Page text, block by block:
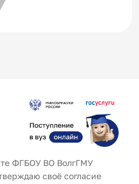
ФГБОУ ВО ВолгГМУ
своё согласие